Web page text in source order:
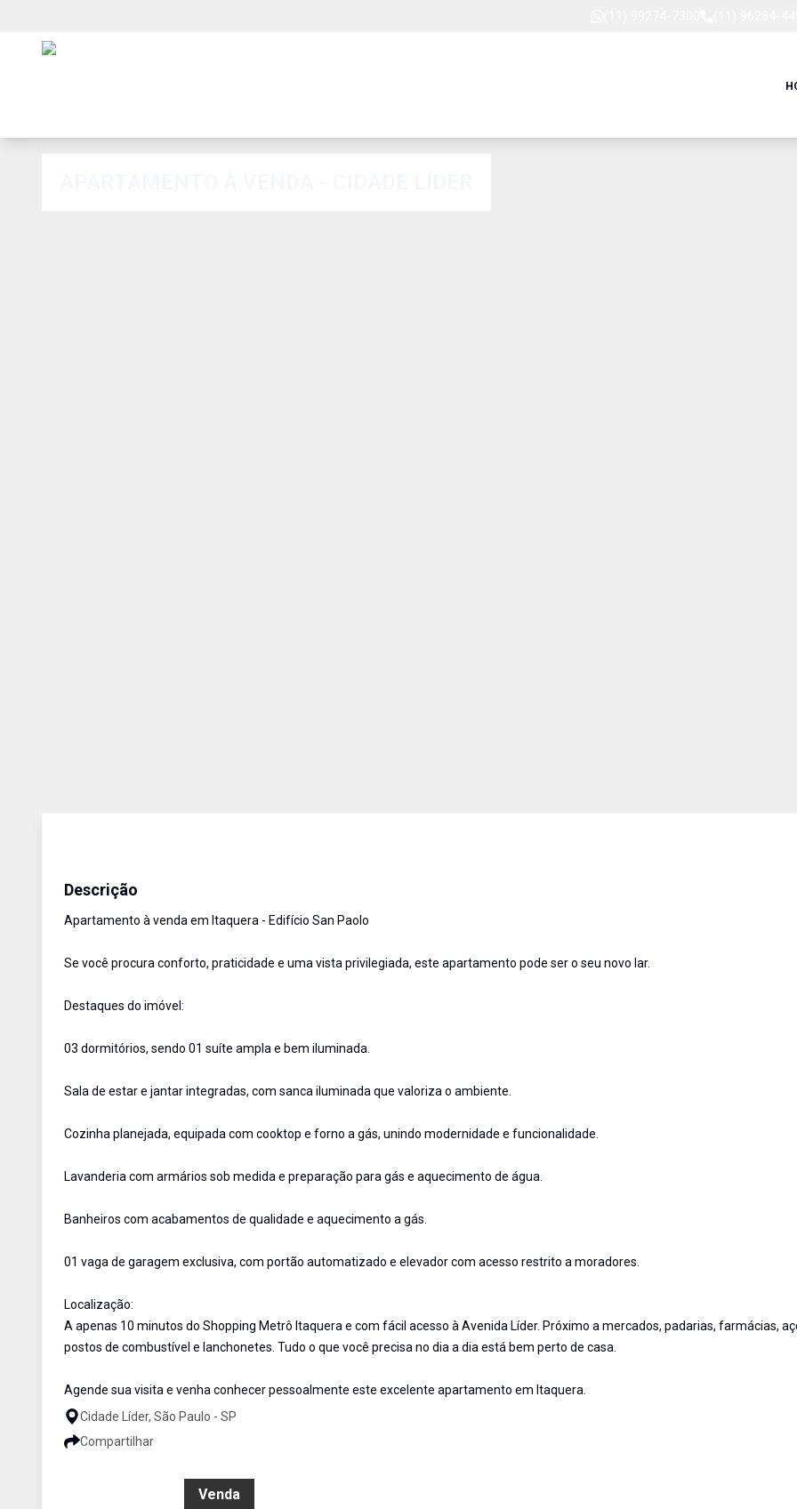
Descrição
Apartamento à venda em Itaquera - Edifício San Paolo
Se você procura conforto, praticidade e uma vista privilegiada, este apartamento pode ser o seu novo lar.
Destaques do imóvel:
03 dormitórios, sendo 01 suíte ampla e bem iluminada.
Sala de estar e jantar integradas, com sanca iluminada que valoriza o ambiente.
Cozinha planejada, equipada com cooktop e forno a gás, unindo modernidade e funcionalidade.
Lavanderia com armários sob medida e preparação para gás e aquecimento de água.
Banheiros com acabamentos de qualidade e aquecimento a gás.
01 vaga de garagem exclusiva, com portão automatizado e elevador com acesso restrito a moradores.
Localização:
A apenas 10 minutos do Shopping Metrô Itaquera e com fácil acesso à Avenida Líder. Próximo a mercados, padarias, farmácias,
postos de combustível e lanchonetes. Tudo o que você precisa no dia a dia está bem perto de casa.
Agende sua visita e venha conhecer pessoalmente este excelente apartamento em Itaquera.
Cidade Líder, São Paulo - SP
Compartilhar
Venda